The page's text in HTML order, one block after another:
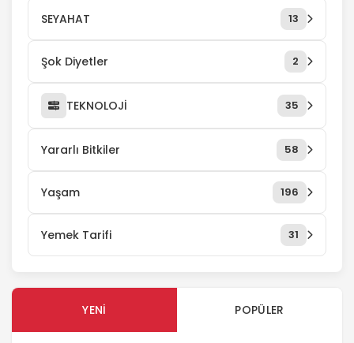
SEYAHAT 13
Şok Diyetler 2
TEKNOLOJİ 35
Yararlı Bitkiler 58
Yaşam 196
Yemek Tarifi 31
YENI POPÜLER